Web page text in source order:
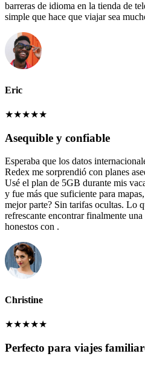
barreras de idioma en la tienda de
simple que hace que viajar sea
Eric
★★★★★
Asequible y confiable
Esperaba que los datos
Redex me sorprendió con planes
Usé el plan de 5GB durante mis
y fue más que suficiente para
mejor parte? Sin tarifas ocultas. Lo
refrescante encontrar finalmente
honestos con .
Christine
★★★★★
Perfecto para viajes